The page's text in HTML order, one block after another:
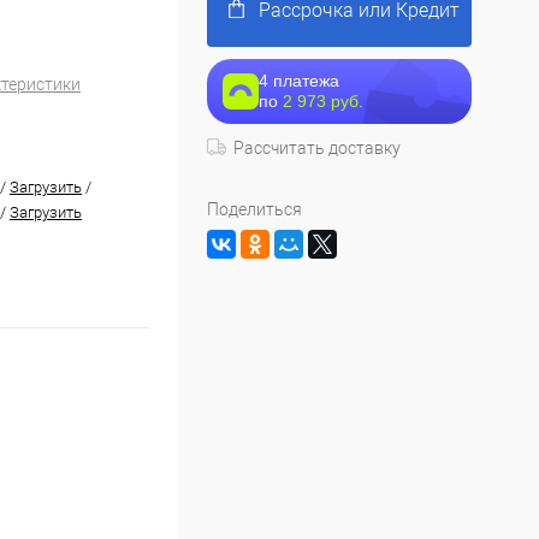
Загрузить /
Загрузить
Рассрочка или Кредит
4 платежа
по 2 973 руб.
Рассчитать доставку
Поделиться